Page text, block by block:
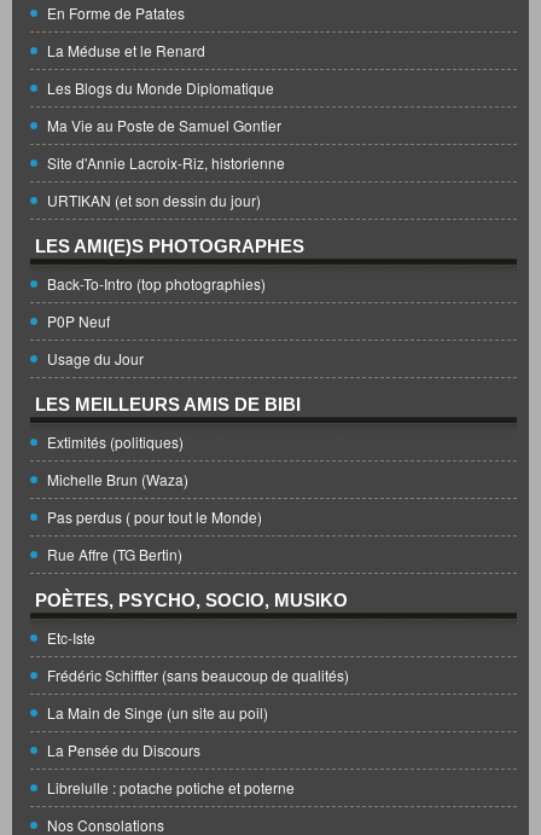
En Forme de Patates
La Méduse et le Renard
Les Blogs du Monde Diplomatique
Ma Vie au Poste de Samuel Gontier
Site d'Annie Lacroix-Riz, historienne
URTIKAN (et son dessin du jour)
LES AMI(E)S PHOTOGRAPHES
Back-To-Intro (top photographies)
P0P Neuf
Usage du Jour
LES MEILLEURS AMIS DE BIBI
Extimités (politiques)
Michelle Brun (Waza)
Pas perdus ( pour tout le Monde)
Rue Affre (TG Bertin)
POÈTES, PSYCHO, SOCIO, MUSIKO
Etc-Iste
Frédéric Schiffter (sans beaucoup de qualités)
La Main de Singe (un site au poil)
La Pensée du Discours
Librelulle : potache potiche et poterne
Nos Consolations